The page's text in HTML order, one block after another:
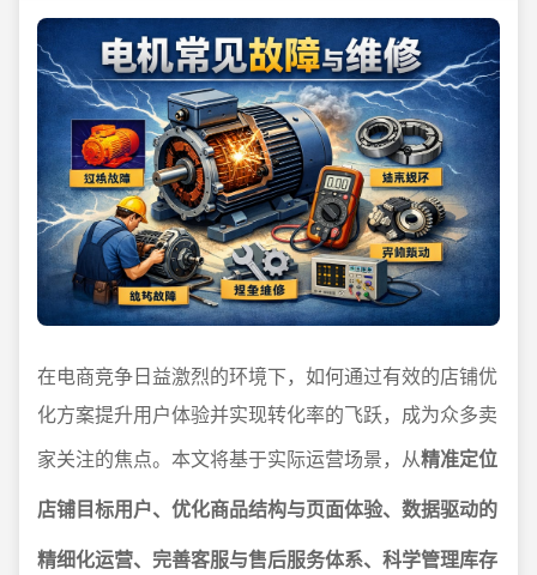
在电商竞争日益激烈的环境下，如何通过有效的店铺优
化方案提升用户体验并实现转化率的飞跃，成为众多卖
家关注的焦点。本文将基于实际运营场景，从精准定位
店铺目标用户、优化商品结构与页面体验、数据驱动的
精细化运营、完善客服与售后服务体系、科学管理库存